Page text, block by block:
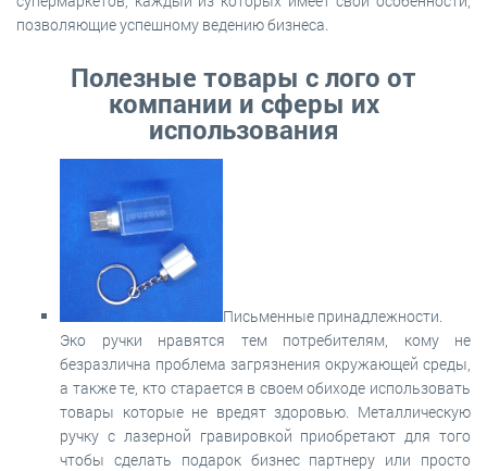
позволяющие успешному ведению бизнеса.
Полезные товары с лого от
компании и сферы их
использования
Письменные принадлежности.
Эко ручки нравятся тем потребителям, кому не
безразлична проблема загрязнения окружающей среды,
а также те, кто старается в своем обиходе использовать
товары которые не вредят здоровью. Металлическую
ручку с лазерной гравировкой приобретают для того
чтобы сделать подарок бизнес партнеру или просто